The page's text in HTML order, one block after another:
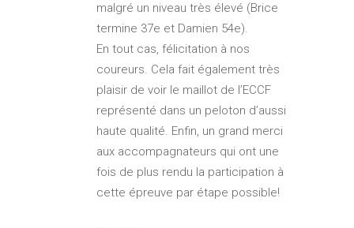
malgré un niveau très élevé (Brice
termine 37e et Damien 54e).
En tout cas, félicitation à nos
coureurs. Cela fait également très
plaisir de voir le maillot de l’ECCF
représenté dans un peloton d’aussi
haute qualité. Enfin, un grand merci
aux accompagnateurs qui ont une
fois de plus rendu la participation à
cette épreuve par étape possible!